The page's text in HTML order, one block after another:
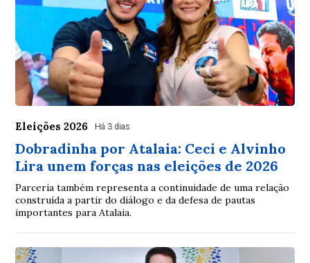
Eleições 2026 Há 3 dias
Dobradinha por Atalaia: Ceci e Alvinho
Lira unem forças nas eleições de 2026
Parceria também representa a continuidade de uma relação
construída a partir do diálogo e da defesa de pautas
importantes para Atalaia.